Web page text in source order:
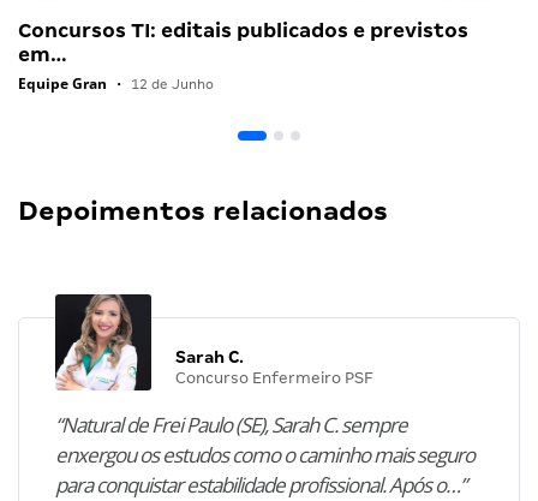
Concursos TI: editais publicados e previstos
em…
Equipe Gran • 12 de Junho
Depoimentos relacionados
Sarah C.
Concurso Enfermeiro PSF
“Natural de Frei Paulo (SE), Sarah C. sempre
enxergou os estudos como o caminho mais seguro
para conquistar estabilidade profissional. Após o…”